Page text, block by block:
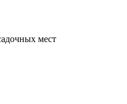
мест